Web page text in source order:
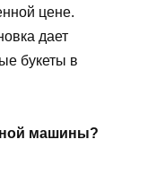
цене.
дает
букеты в
машины?